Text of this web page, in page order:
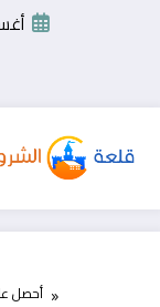
أحصل